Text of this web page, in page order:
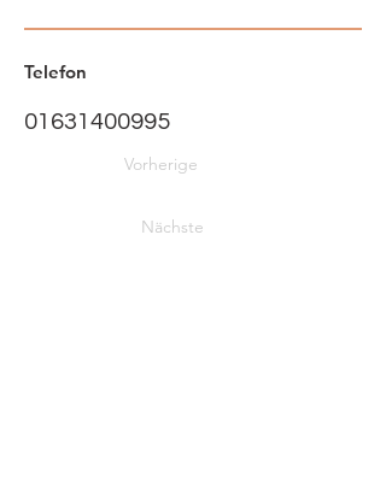
Telefon
01631400995
Vorherige
Nächste